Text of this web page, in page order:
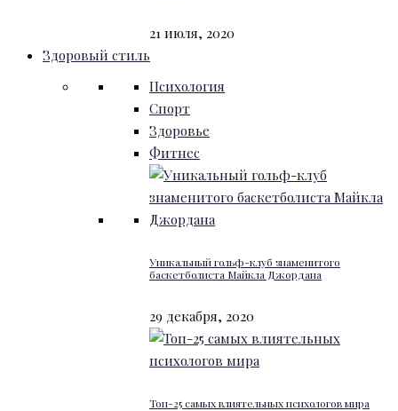
21 июля, 2020
Здоровый стиль
Психология
Спорт
Здоровье
Фитнес
Уникальный гольф-клуб знаменитого
баскетболиста Майкла Джордана
29 декабря, 2020
Топ-25 самых влиятельных психологов мира